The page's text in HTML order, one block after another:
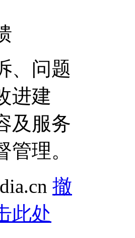
、问题
进建
及服务
管理。
撤
此处